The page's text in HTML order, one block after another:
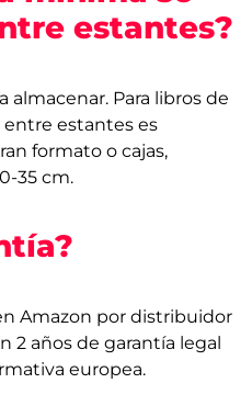
estantes?
almacenar. Para libros de
entre estantes es
formato o cajas,
35 cm.
Amazon por distribuidor
2 años de garantía legal
europea.